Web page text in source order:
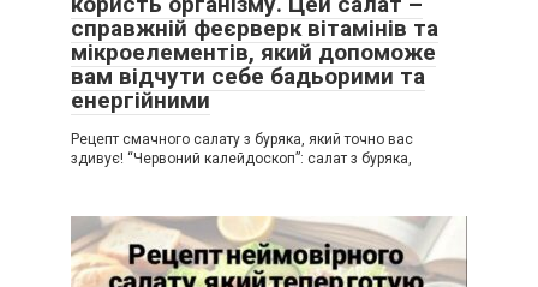
справжній феєрверк вітамінів та
мікроелементів, який допоможе
вам відчути себе бадьорими та
енергійними
Рецепт смачного салату з буряка, який точно вас
здивує! “Червоний калейдоскоп”: салат з буряка,